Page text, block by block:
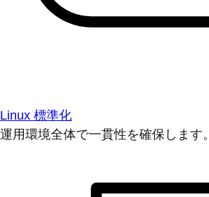
Linux 標準化
運用環境全体で一貫性を確保します。